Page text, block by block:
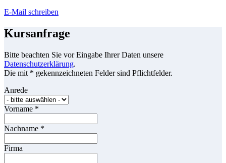
E-Mail schreiben
Kursanfrage
Bitte beachten Sie vor Eingabe Ihrer Daten unsere
Datenschutzerklärung.
Die mit * gekennzeichneten Felder sind Pflichtfelder.
Anrede
Vorname *
Nachname *
Firma